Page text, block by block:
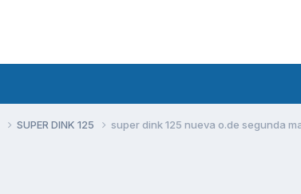
SUPER DINK 125 super dink 125 nueva o.de segunda